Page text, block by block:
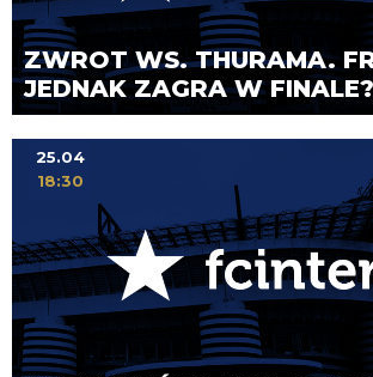
ZWROT WS. THURAMA.
JEDNAK ZAGRA W FINALE?
25.04
18:30